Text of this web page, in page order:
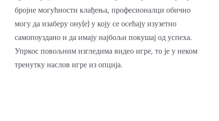
бројне могућности клађења, професионалци обично
могу да изаберу ону(е) у коју се осећају изузетно
самопоуздано и да имају најбољи покушај од успеха.
Упркос повољним изгледима видео игре, то је у неком
тренутку наслов игре из опција.